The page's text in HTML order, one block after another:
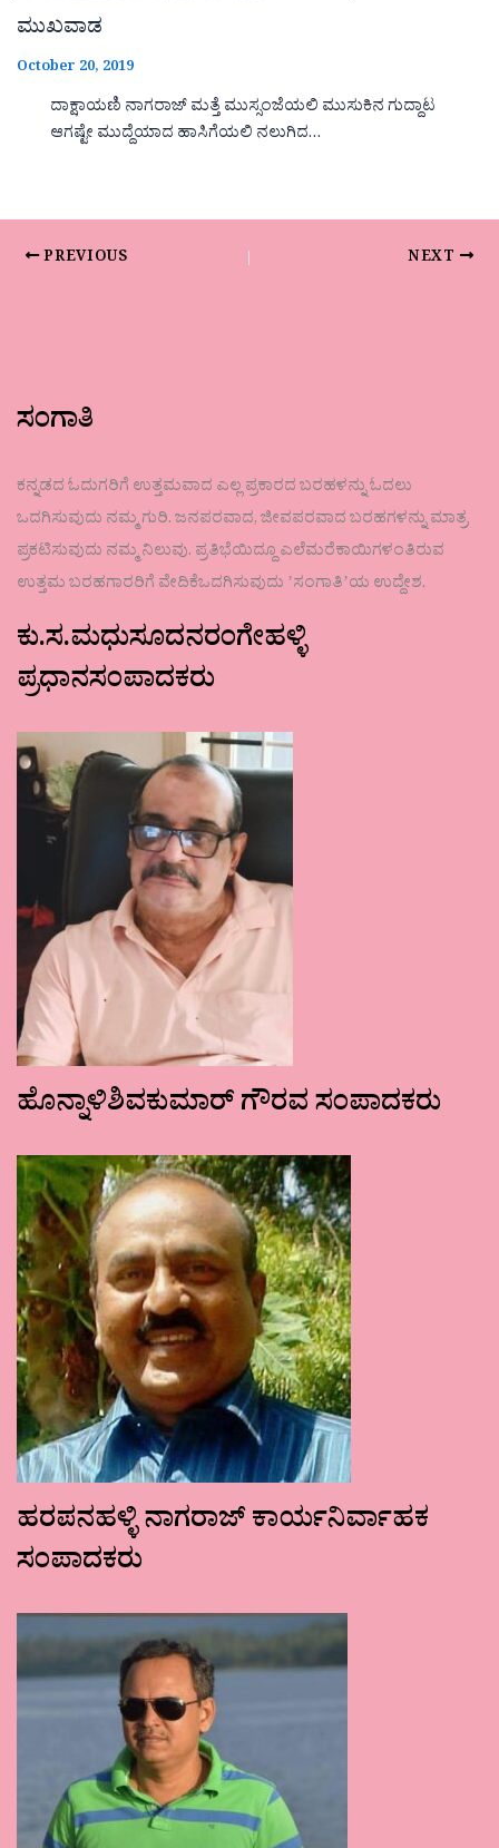
ಮುಖವಾಡ
October 20, 2019
ದಾಕ್ಷಾಯಣಿ ನಾಗರಾಜ್ ಮತ್ತೆ ಮುಸ್ಸಂಜೆಯಲಿ ಮುಸುಕಿನ ಗುದ್ದಾಟ
ಆಗಷ್ಟೇ ಮುದ್ದೆಯಾದ ಹಾಸಿಗೆಯಲಿ ನಲುಗಿದ…
PREVIOUS NEXT
ಸಂಗಾತಿ
ಕನ್ನಡದ ಓದುಗರಿಗೆ ಉತ್ತಮವಾದ ಎಲ್ಲ ಪ್ರಕಾರದ ಬರಹಳನ್ನು ಓದಲು
ಒದಗಿಸುವುದು ನಮ್ಮ ಗುರಿ. ಜನಪರವಾದ, ಜೀವಪರವಾದ ಬರಹಗಳನ್ನು ಮಾತ್ರ
ಪ್ರಕಟಿಸುವುದು ನಮ್ಮ ನಿಲುವು. ಪ್ರತಿಭೆಯಿದ್ದೂ ಎಲೆಮರೆಕಾಯಿಗಳಂತಿರುವ
ಉತ್ತಮ ಬರಹಗಾರರಿಗೆ ವೇದಿಕೆಒದಗಿಸುವುದು ʼಸಂಗಾತಿʼಯ ಉದ್ದೇಶ.
ಕು.ಸ.ಮಧುಸೂದನರಂಗೇಹಳ್ಳಿ
ಪ್ರಧಾನಸಂಪಾದಕರು
ಹೊನ್ನಾಳಿಶಿವಕುಮಾರ್ ಗೌರವ ಸಂಪಾದಕರು
ಹರಪನಹಳ್ಳಿ ನಾಗರಾಜ್ ಕಾರ್ಯನಿರ್ವಾಹಕ
ಸಂಪಾದಕರು